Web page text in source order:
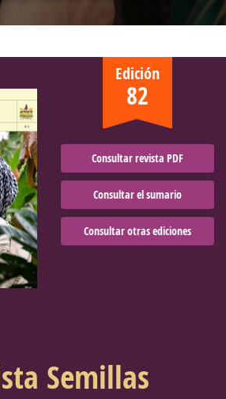
Edición
82
Consultar revista PDF
Consultar el sumario
Consultar otras ediciones
Semillas